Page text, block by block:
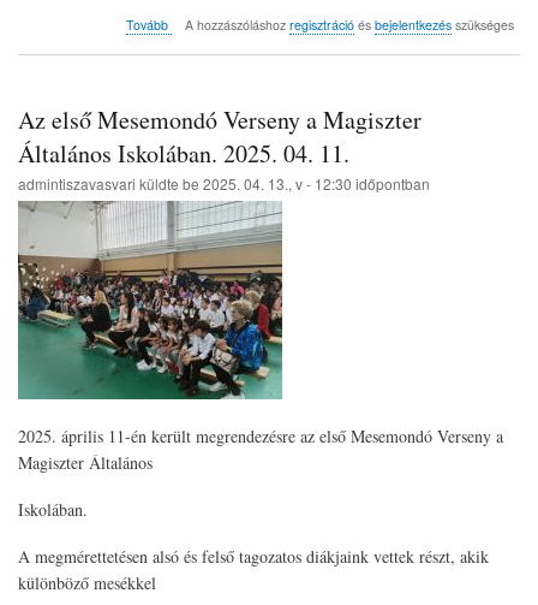
Tovább (Felhívás)
A hozzászóláshoz regisztrációés bejelentkezésszükséges
Az első Mesemondó Verseny a Magiszter
Általános Iskolában. 2025. 04. 11.
admintiszavasvari küldte be 2025. 04. 13., v - 12:30 időpontban
2025. április 11-én került megrendezésre az első Mesemondó Verseny a
Magiszter Általános
Iskolában.
A megmérettetésen alsó és felső tagozatos diákjaink vettek részt, akik
különböző mesékkel